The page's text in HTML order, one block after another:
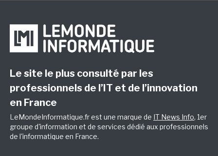
Le site le plus consulté par les
professionnels de l’IT et de l’innovation
en France
LeMondeInformatique.fr est une marque de IT News Info, 1er
groupe d'information et de services dédié aux professionnels
de l'informatique en France.